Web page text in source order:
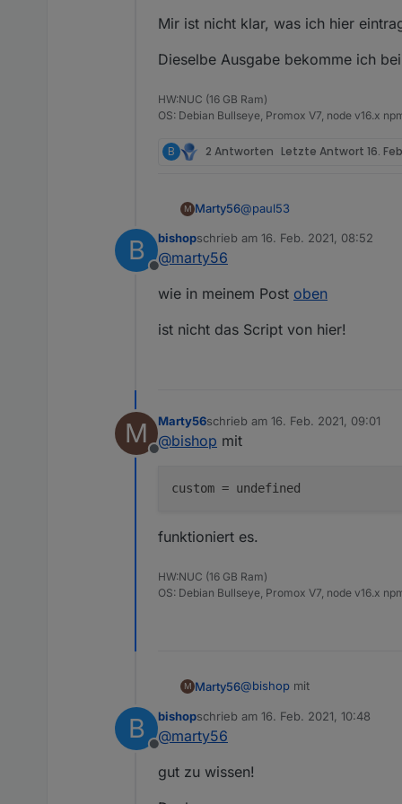
Mir ist nicht klar, was ich hier
Dieselbe Ausgabe bekomme ich
HW:NUC (16 GB Ram)
OS: Debian Bullseye, Promox V7, node v16.x
B 2 Antworten Letzte Antwort 16.
M Marty56@paul53
Beim Erzeugen für den
custom = [];
B
Offline
bishopschrieb am 16. Feb. 2021, 08:52
zuletzt editiert von
@marty56
wie in meinem Post oben
ist nicht das Script von hier!
M
Offline
Marty56schrieb am 16. Feb. 2021, 09:01
zuletzt editiert von
@bishop mit
custom
funktioniert es.
HW:NUC (16 GB Ram)
OS: Debian Bullseye, Promox V7, node v16.x
M Marty56@bishop mit
B
Offline
bishopschrieb am 16. Feb. 2021, 10:48
zuletzt editiert von
@marty56
gut zu wissen!